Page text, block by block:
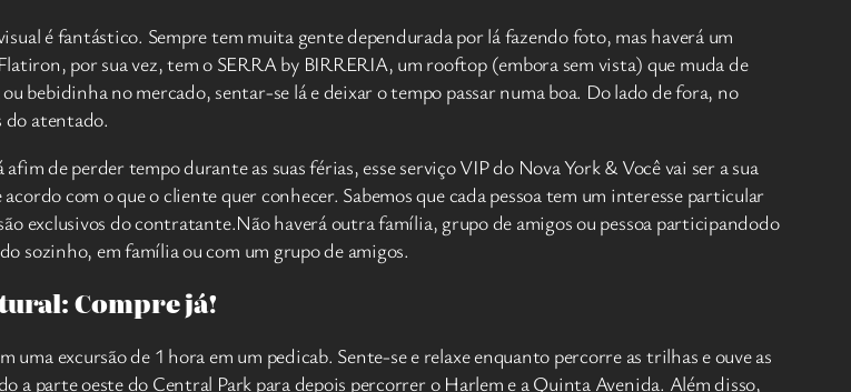
é fantástico. Sempre tem muita gente dependurada por lá fazendo foto, mas haverá um
por sua vez, tem o SERRA by BIRRERIA, um rooftop (embora sem vista) que muda de
bebidinha no mercado, sentar-se lá e deixar o tempo passar numa boa. Do lado de fora, no
do atentado.
de perder tempo durante as suas férias, esse serviço VIP do Nova York & Você vai ser a sua
com o que o cliente quer conhecer. Sabemos que cada pessoa tem um interesse particular
exclusivos do contratante.Não haverá outra família, grupo de amigos ou pessoa participandodo
sozinho, em família ou com um grupo de amigos.
Compre já!
uma excursão de 1 hora em um pedicab. Sente-se e relaxe enquanto percorre as trilhas e ouve as
a parte oeste do Central Park para depois percorrer o Harlem e a Quinta Avenida. Além disso,